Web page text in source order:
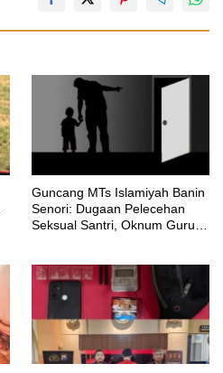
Guncang MTs Islamiyah Banin
Senori: Dugaan Pelecehan
Seksual Santri, Oknum Guru